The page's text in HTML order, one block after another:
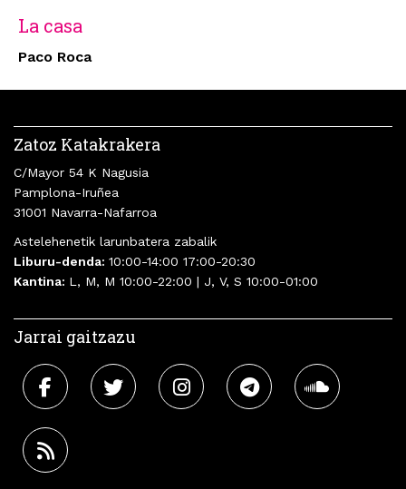
La casa
Paco Roca
Zatoz Katakrakera
C/Mayor 54 K Nagusia
Pamplona-Iruñea
31001 Navarra-Nafarroa
Astelehenetik larunbatera zabalik
Liburu-denda: 10:00-14:00 17:00-20:30
Kantina: L, M, M 10:00-22:00 | J, V, S 10:00-01:00
Jarrai gaitzazu